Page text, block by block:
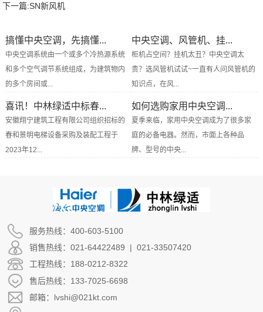
下一篇:SN新风机
搞懂中央空调，先搞懂...
中央空调系统由一个或多个冷热源系统
和多个空气调节系统组成，为建筑物内
的多个房间或...
中央空调、风管机、挂...
柜机占空间？挂机太丑？中央空调太
贵？选风管机试试~一直有人问风管机的
知识点，在风...
喜讯！中林绿适中标春...
安徽翔宁建筑工程有限公司组织招标的
春和景明电梯设备采购及装配工程于
2023年12...
如何选购家用中央空调...
夏季来临，家用中央空调成为了很多家
庭的必备电器。然而，市面上各种品
牌、型号的中央...
服务热线：400-603-5100
销售热线：021-64422489 | 021-33507420
工程热线：188-0212-8322
售后热线：133-7025-6698
邮箱：lvshi@021kt.com